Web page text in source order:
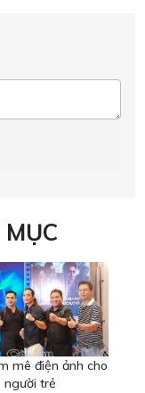
mê điện ảnh cho
người trẻ